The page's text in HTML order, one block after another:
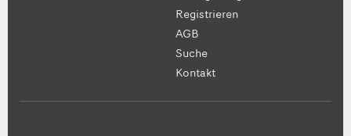
Registrieren
AGB
Suche
Kontakt